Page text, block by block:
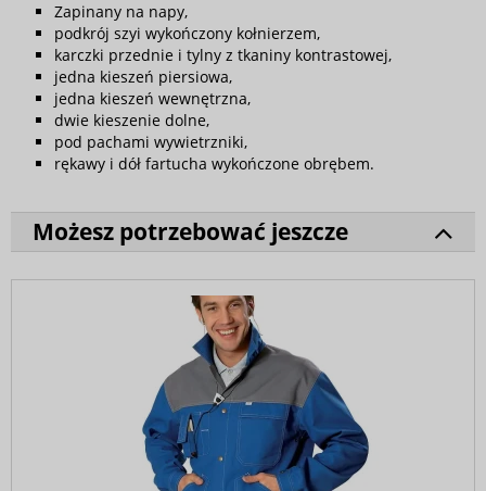
Zapinany na napy,
podkrój szyi wykończony kołnierzem,
karczki przednie i tylny z tkaniny kontrastowej,
jedna kieszeń piersiowa,
jedna kieszeń wewnętrzna,
dwie kieszenie dolne,
pod pachami wywietrzniki,
rękawy i dół fartucha wykończone obrębem.
Możesz potrzebować jeszcze